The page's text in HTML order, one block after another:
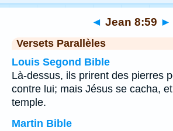
◄ Jean 8:59 ►
Versets Parallèles
Louis Segond Bible
Là-dessus, ils prirent des pierres
contre lui; mais Jésus se cacha,
temple.
Martin Bible